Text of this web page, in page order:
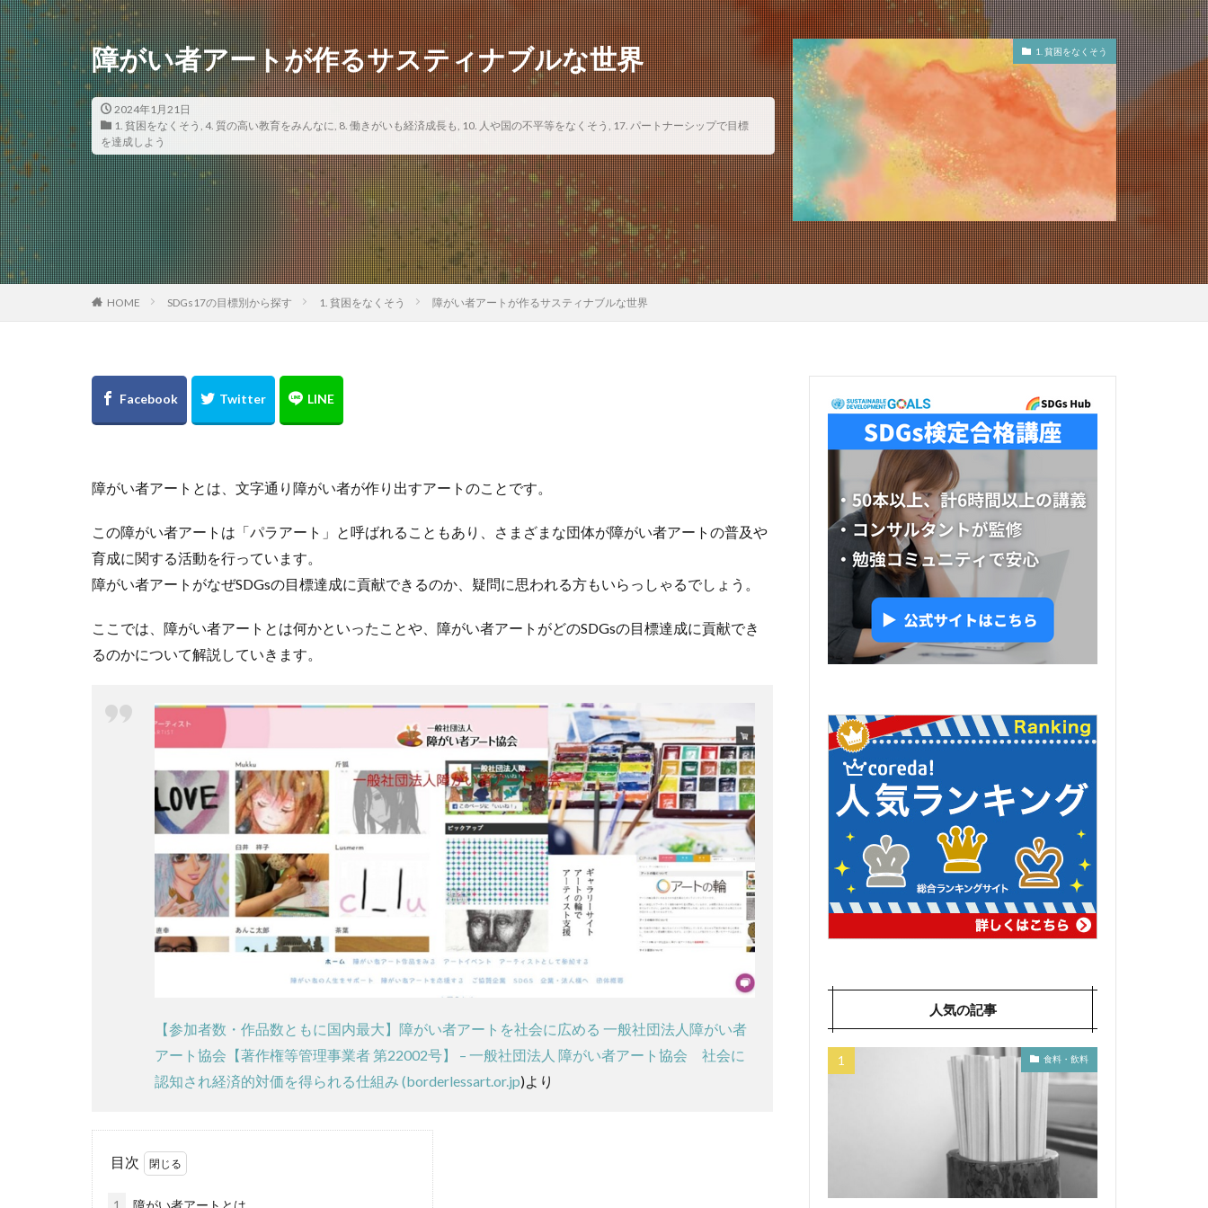
障がい者アートが作るサスティナブルな世界
2024年1月21日
1. 貧困をなくそう , 4. 質の高い教育をみんなに, 8. 働きがいも経済成長も, 10. 人や国の不平等をなくそう , 17. パートナーシップで目標
を達成しよう
1. 貧困をなくそう
HOME SDGs17の目標別から探す 1. 貧困をなくそう 障がい者アートが作るサスティナブルな世界
障がい者アートとは、文字通り障がい者が作り出すアートのことです。
この障がい者アートは「パラアート」と呼ばれることもあり、さまざまな団体が障がい者アートの普及や
育成に関する活動を行っています。
障がい者アートがなぜSDGsの目標達成に貢献できるのか、疑問に思われる方もいらっしゃるでしょう。
ここでは、障がい者アートとは何かといったことや、障がい者アートがどのSDGsの目標達成に貢献でき
るのかについて解説していきます。
【参加者数・作品数ともに国内最大】障がい者アートを社会に広める 一般社団法人障がい者
アート協会【著作権等管理事業者 第22002号】 – 一般社団法人 障がい者アート協会 社会に
認知され経済的対価を得られる仕組み (borderlessart.or.jp)より
目次
人気の記事
食料・飲料